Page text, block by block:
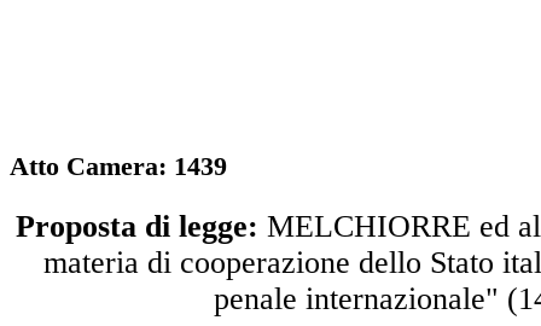
Atto Camera: 1439
Proposta di legge: MELCHIORRE ed
materia di cooperazione dello Stato
penale internazionale"